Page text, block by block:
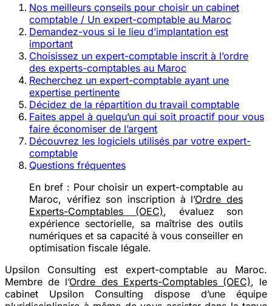
Nos meilleurs conseils pour choisir un cabinet
comptable / Un expert-comptable au Maroc
Demandez-vous si le lieu d’implantation est
important
Choisissez un expert-comptable inscrit à l’ordre
des experts-comptables au Maroc
Recherchez un expert-comptable ayant une
expertise pertinente
Décidez de la répartition du travail comptable
Faites appel à quelqu’un qui soit proactif pour vous
faire économiser de l’argent
Découvrez les logiciels utilisés par votre expert-
comptable
Questions fréquentes
En bref : Pour choisir un expert-comptable au
Maroc, vérifiez son inscription à l’Ordre des
Experts-Comptables (OEC), évaluez son
expérience sectorielle, sa maîtrise des outils
numériques et sa capacité à vous conseiller en
optimisation fiscale légale.
Upsilon Consulting est expert-comptable au Maroc.
Membre de l’Ordre des Experts-Comptables (OEC), le
cabinet Upsilon Consulting dispose d’une équipe